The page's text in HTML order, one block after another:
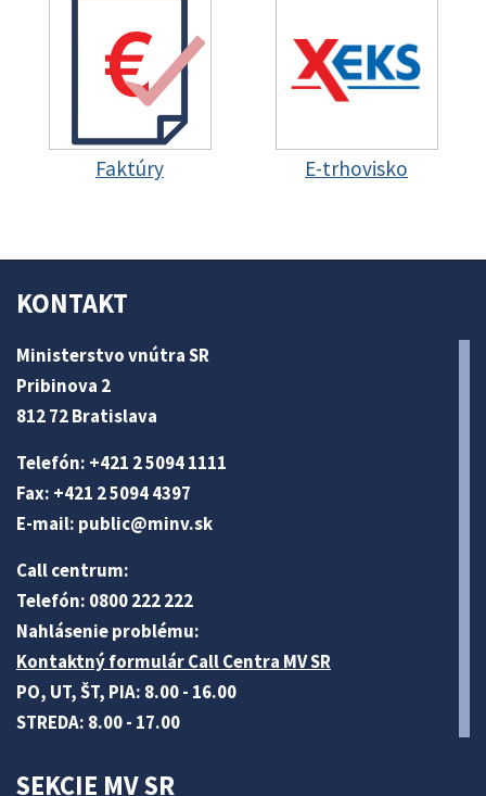
Faktúry E-trhovisko
KONTAKT
Ministerstvo vnútra SR
Pribinova 2
812 72 Bratislava
Telefón: +421 2 5094 1111
Fax: +421 2 5094 4397
E-mail: public@minv.sk
Call centrum:
Telefón: 0800 222 222
Nahlásenie problému:
Kontaktný formulár Call Centra MV SR
PO, UT, ŠT, PIA: 8.00 - 16.00
STREDA: 8.00 - 17.00
SEKCIE MV SR